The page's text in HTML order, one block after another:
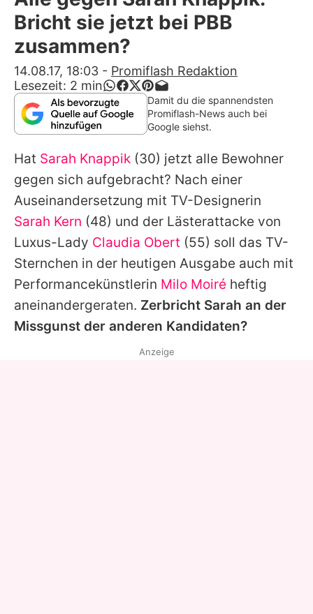
Alle Themen auf Promiflash
App runterladen
Team
Redaktionelle Richtlinien
Impressum
Datenschutzerklärung
Nutzungsbedingungen
Utiq verwalten
Bricht sie jetzt bei PBB
zusammen?
14.08.17, 18:03 - Promiflash Redaktion
Lesezeit: 2 min
Damit du die spannendsten
Promiflash-News auch bei
Google siehst.
Hat Sarah Knappik (30) jetzt alle Bewohner
gegen sich aufgebracht? Nach einer
Auseinandersetzung mit TV-Designerin
Sarah Kern (48) und der Lästerattacke von
Luxus-Lady Claudia Obert (55) soll das TV-
Sternchen in der heutigen Ausgabe auch mit
Performancekünstlerin Milo Moiré heftig
aneinandergeraten. Zerbricht Sarah an der
Missgunst der anderen Kandidaten?
Anzeige